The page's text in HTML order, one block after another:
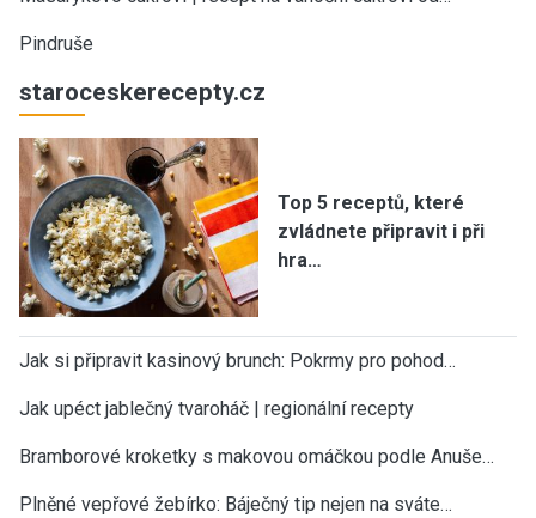
Pindruše
staroceskerecepty.cz
Top 5 receptů, které
zvládnete připravit i při
hra…
Jak si připravit kasinový brunch: Pokrmy pro pohod…
Jak upéct jablečný tvaroháč | regionální recepty
Bramborové kroketky s makovou omáčkou podle Anuše…
Plněné vepřové žebírko: Báječný tip nejen na sváte…